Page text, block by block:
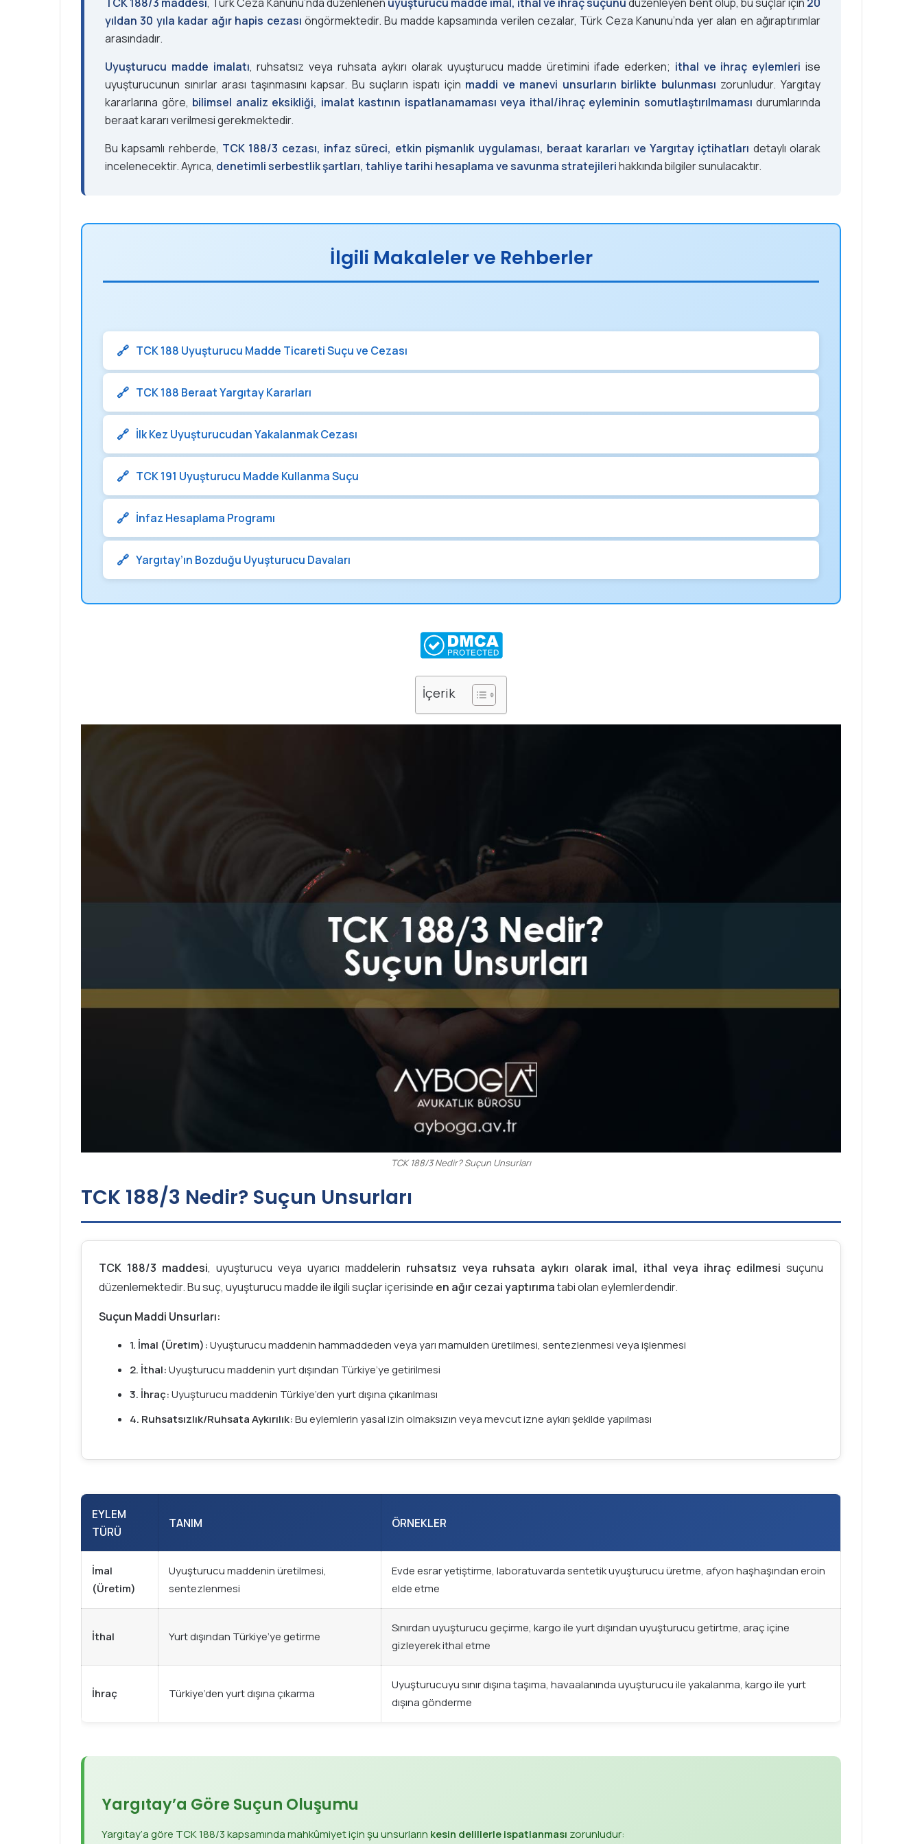
ö
n
r
m
e
yıldan 30 yıla kadar ağır hapis cezası öngörmektedir. Bu madde kapsamında verilen cezalar, Türk Ceza Kanunu’nda yer alan en ağıraptırımlar
arasındadır.
Uyuşturucu madde imalatı, ruhsatsız veya ruhsata aykırı olarak uyuşturucu madde üretimini ifade ederken; ithal ve ihraç eylemleri ise
uyuşturucunun sınırlar arası taşınmasını kapsar. Bu suçların ispatı için maddi ve manevi unsurların birlikte bulunması zorunludur. Yargıtay
kararlarına göre, bilimsel analiz eksikliği, imalat kastının ispatlanamaması veya ithal/ihraç eyleminin somutlaştırılmaması durumlarında
beraat kararı verilmesi gerekmektedir.
Bu kapsamlı rehberde, TCK 188/3 cezası, infaz süreci, etkin pişmanlık uygulaması, beraat kararları ve Yargıtay içtihatları detaylı olarak
incelenecektir. Ayrıca, denetimli serbestlik şartları, tahliye tarihi hesaplama ve savunma stratejilerihakkında bilgiler sunulacaktır.
İlgili Makaleler ve Rehberler
TCK 188 Uyuşturucu Madde Ticareti Suçu ve Cezası
TCK 188 Beraat Yargıtay Kararları
İlk Kez Uyuşturucudan Yakalanmak Cezası
TCK 191 Uyuşturucu Madde Kullanma Suçu
İnfaz Hesaplama Programı
Yargıtay’ın Bozduğu Uyuşturucu Davaları
İçerik
TCK 188/3 Nedir? Suçun Unsurları
TCK 188/3 Nedir? Suçun Unsurları
TCK 188/3 maddesi, uyuşturucu veya uyarıcı maddelerin ruhsatsız veya ruhsata aykırı olarak imal, ithal veya ihraç edilmesi suçunu
düzenlemektedir. Bu suç, uyuşturucu madde ile ilgili suçlar içerisinde en ağır cezai yaptırımatabi olan eylemlerdendir.
Suçun Maddi Unsurları:
1. İmal (Üretim):Uyuşturucu maddenin hammaddeden veya yarı mamulden üretilmesi, sentezlenmesi veya işlenmesi
2. İthal:Uyuşturucu maddenin yurt dışından Türkiye’ye getirilmesi
3. İhraç:Uyuşturucu maddenin Türkiye’den yurt dışına çıkarılması
4. Ruhsatsızlık/Ruhsata Aykırılık:Bu eylemlerin yasal izin olmaksızın veya mevcut izne aykırı şekilde yapılması
EYLEM
TÜRÜ
TANIM ÖRNEKLER
İmal
(Üretim)
Uyuşturucu maddenin üretilmesi,
sentezlenmesi
Evde esrar yetiştirme, laboratuvarda sentetik uyuşturucu üretme, afyon haşhaşından eroin
elde etme
İthal Yurt dışından Türkiye’ye getirme
Sınırdan uyuşturucu geçirme, kargo ile yurt dışından uyuşturucu getirtme, araç içine
gizleyerek ithal etme
İhraç Türkiye’den yurt dışına çıkarma
Uyuşturucuyu sınır dışına taşıma, havaalanında uyuşturucu ile yakalanma, kargo ile yurt
dışına gönderme
Yargıtay’a Göre Suçun Oluşumu
Yargıtay’a göre TCK 188/3 kapsamında mahkûmiyet için şu unsurların kesin delillerle ispatlanması zorunludur: